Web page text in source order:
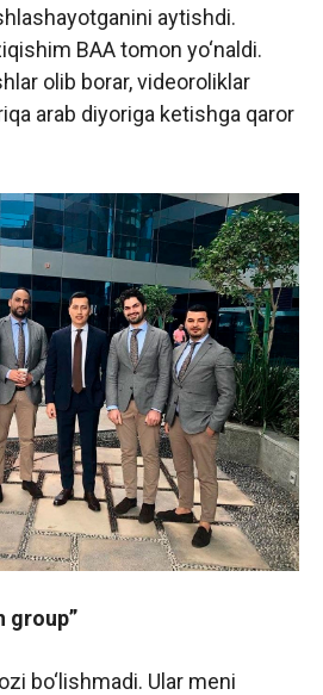
aytishdi.
BAA tomon yo‘naldi.
olib borar, videoroliklar
arab diyoriga ketishga qaror
group”
bo‘lishmadi. Ular meni